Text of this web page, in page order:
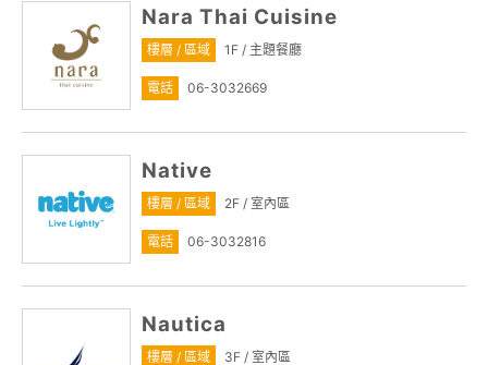
Nara Thai Cuisine
樓層 / 區域 1F / 主題餐廳
電話 06-3032669
Native
樓層 / 區域 2F / 室內區
電話 06-3032816
Nautica
樓層 / 區域 3F / 室內區